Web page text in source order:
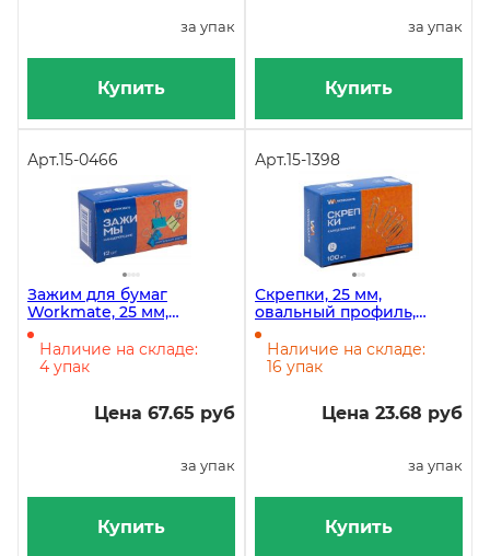
за упак
Купить
за упак
Купить
Арт.15-0466
Зажим для бумаг
Workmate, 25 мм,
цветной, 12 штук
Наличие на складе:
4 упак
Цена 67.65 руб
за упак
Купить
Арт.15-1398
Скрепки, 25 мм,
овальный профиль,
оцинкованные, 100 штук
Наличие на складе:
16 упак
Цена 23.68 руб
за упак
Купить